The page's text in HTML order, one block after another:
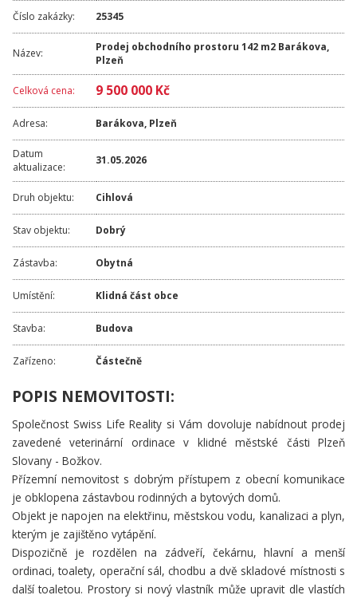
FINANCOVÁNÍ / HYPOTÉKA
KONTAKT
Číslo zakázky: 25345
Název:
Prodej obchodního prostoru 142 m2 Barákova,
Plzeň
Celková cena: 9 500 000 Kč
Adresa: Barákova, Plzeň
Datum
aktualizace:
31.05.2026
Druh objektu: Cihlová
Stav objektu: Dobrý
Zástavba: Obytná
Umístění: Klidná část obce
Stavba: Budova
Zařízeno: Částečně
POPIS NEMOVITOSTI:
Společnost Swiss Life Reality si Vám dovoluje nabídnout prodej
zavedené veterinární ordinace v klidné městské části Plzeň
Slovany - Božkov.
Přízemní nemovitost s dobrým přístupem z obecní komunikace
je obklopena zástavbou rodinných a bytových domů.
Objekt je napojen na elektřinu, městskou vodu, kanalizaci a plyn,
kterým je zajištěno vytápění.
Dispozičně je rozdělen na zádveří, čekárnu, hlavní a menší
ordinaci, toalety, operační sál, chodbu a dvě skladové místnosti s
další toaletou. Prostory si nový vlastník může upravit dle vlastích